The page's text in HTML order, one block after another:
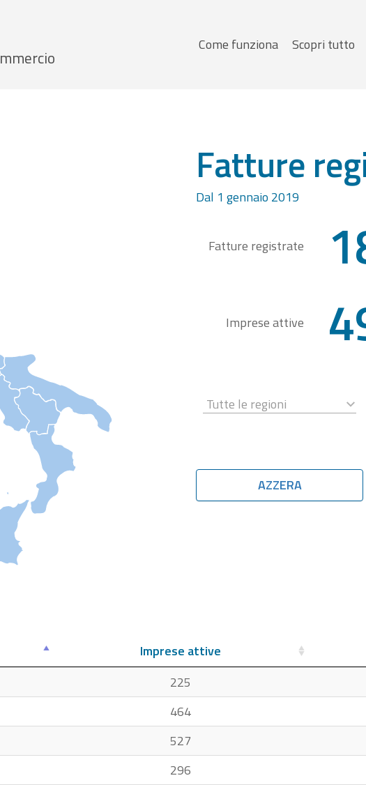
Menu
Come funziona Scopri tutto
Fatture
Dal 1 gennaio 2019
Fatture registrate
Imprese attive
AZZERA
Imprese attive
225
464
527
296